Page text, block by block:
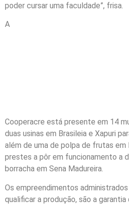
poder cursar uma faculdade”, frisa.
A
Cooperacre está presente em 14
duas usinas em Brasileia e Xapuri
além de uma de polpa de frutas em
prestes a pôr em funcionamento a
borracha em Sena Madureira.
Os empreendimentos
qualificar a produção, são a